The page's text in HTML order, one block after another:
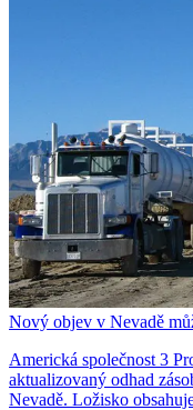
Nový objev v Nevadě
Americká společnost 3
aktualizovaný odhad
Nevadě. Ložisko